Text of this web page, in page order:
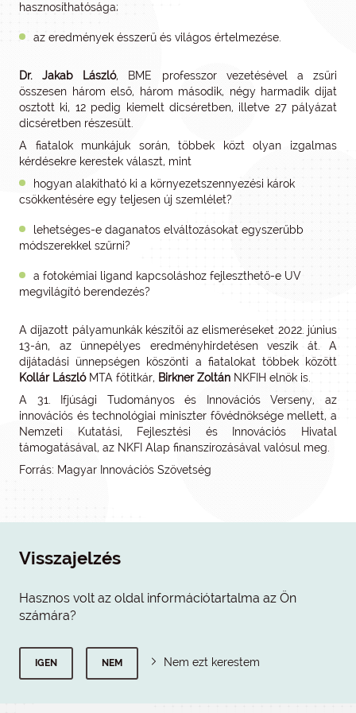
hasznosíthatósága;
az eredmények ésszerű és világos értelmezése.
Dr. Jakab László, BME professzor vezetésével a zsűri
összesen három első, három második, négy harmadik díjat
osztott ki, 12 pedig kiemelt dicséretben, illetve 27 pályázat
dicséretben részesült.
A fiatalok munkájuk során, többek közt olyan izgalmas
kérdésekre kerestek választ, mint
hogyan alakítható ki a környezetszennyezési károk
csökkentésére egy teljesen új szemlélet?
lehetséges-e daganatos elváltozásokat egyszerűbb
módszerekkel szűrni?
a fotokémiai ligand kapcsoláshoz fejleszthető-e UV
megvilágító berendezés?
A díjazott pályamunkák készítői az elismeréseket 2022. június
13-án, az ünnepélyes eredményhirdetésen veszik át. A
díjátadási ünnepségen köszönti a fiatalokat többek között
Kollár LászlóMTA főtitkár, Birkner Zoltán NKFIH elnök is.
A 31. Ifjúsági Tudományos és Innovációs Verseny, az
innovációs és technológiai miniszter fővédnöksége mellett, a
Nemzeti Kutatási, Fejlesztési és Innovációs Hivatal
támogatásával, az NKFI Alap finanszírozásával valósul meg.
Forrás: Magyar Innovációs Szövetség
Visszajelzés
Hasznos volt az oldal információtartalma az Ön
számára?
IGEN NEM Nem ezt kerestem